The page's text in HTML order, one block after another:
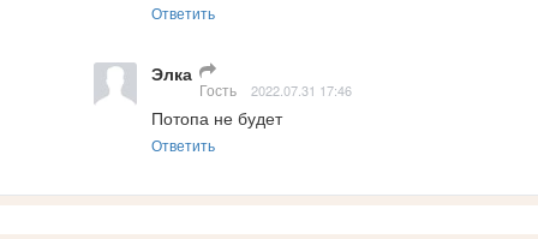
Ответить
Элка
Гость 2022.07.31 17:46
Потопа не будет
Ответить